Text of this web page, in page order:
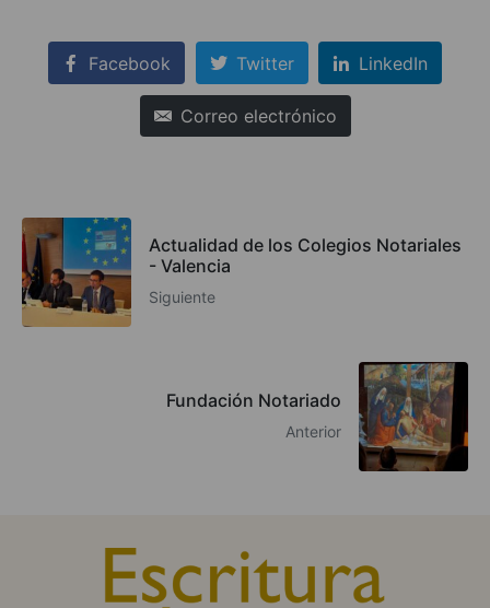
Facebook Twitter LinkedIn
Correo electrónico
Actualidad de los Colegios Notariales
- Valencia
Siguiente
Fundación Notariado
Anterior